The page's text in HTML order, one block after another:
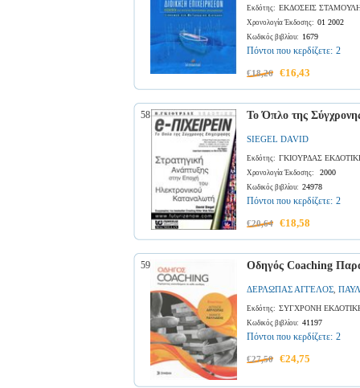
Εκδότης: ΕΚΔΟΣΕΙΣ
Χρονολογία Έκδοσης: 01 2002
Κωδικός βιβλίου: 1679
Πόντοι που κερδίζετε: 2
€18,26 €16,43
58 Το Όπλο της Σύγχρονης
SIEGEL DAVID
Εκδότης: ΓΚΙΟΥΡΔΑΣ
Χρονολογία Έκδοσης: 2000
Κωδικός βιβλίου: 24978
Πόντοι που κερδίζετε: 2
€20,64 €18,58
59 Οδηγός Coaching
ΔΕΡΛΩΠΑΣ ΑΓΓΕΛΟΣ
Εκδότης: ΣΥΓΧΡΟΝΗ
Κωδικός βιβλίου: 41197
Πόντοι που κερδίζετε: 2
€27,50 €24,75